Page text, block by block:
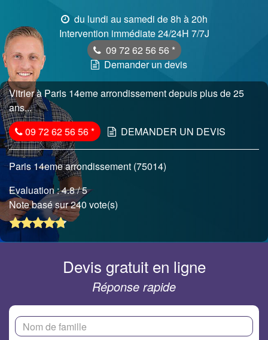
du lundi au samedi de 8h à 20h
Intervention immédiate 24/24H 7/7J
09 72 62 56 56 *
Demander un devis
Vitrier à Paris 14eme arrondissement depuis plus de 25
ans...
09 72 62 56 56* DEMANDER UN DEVIS
Paris 14eme arrondissement (75014)
Evaluation :4.8/ 5
Note basé sur 240 vote(s)
Devis gratuit en ligne
Réponse rapide